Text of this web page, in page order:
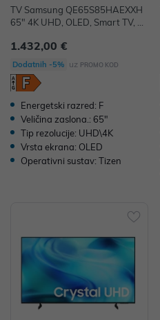
TV Samsung QE65S85HAEXXH
65" 4K UHD, OLED, Smart TV, Q
1.432,00 €
Dodatnih -5% uz PROMO KOD
Energetski razred: F
Veličina zaslona.: 65"
Tip rezolucije: UHD\4K
Vrsta ekrana: OLED
Operativni sustav: Tizen